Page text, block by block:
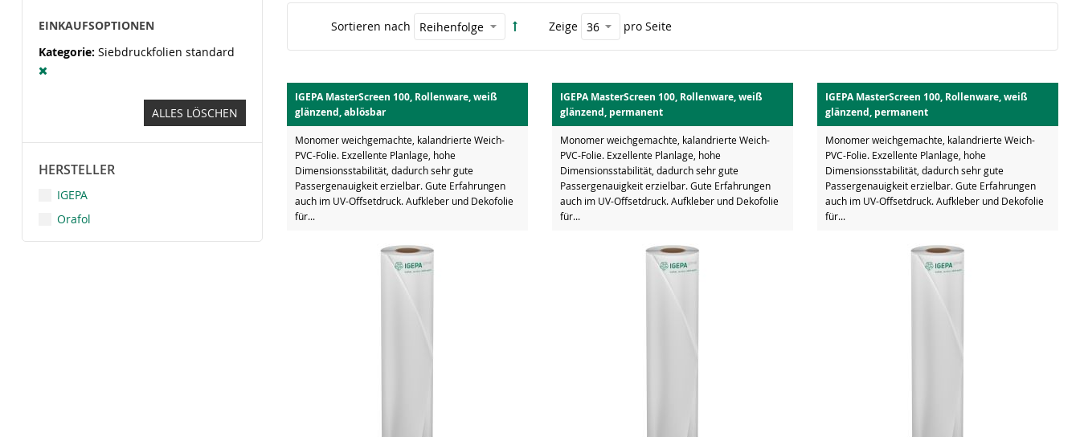
Sortieren nach Zeige pro Seite
IGEPA MasterScreen 100, Rollenware, weiß
glänzend, ablösbar
Monomer weichgemachte, kalandrierte Weich-
PVC-Folie. Exzellente Planlage, hohe
Dimensionsstabilität, dadurch sehr gute
Passergenauigkeit erzielbar. Gute Erfahrungen
auch im UV-Offsetdruck. Aufkleber und Dekofolie
für...
IGEPA MasterScreen 100, Rollenware, weiß
glänzend, permanent
Monomer weichgemachte, kalandrierte Weich-
PVC-Folie. Exzellente Planlage, hohe
Dimensionsstabilität, dadurch sehr gute
Passergenauigkeit erzielbar. Gute Erfahrungen
auch im UV-Offsetdruck. Aufkleber und Dekofolie
für...
IGEPA MasterScreen 100, Rollenware, weiß
glänzend, permanent
Monomer weichgemachte, kalandrierte Weich-
PVC-Folie. Exzellente Planlage, hohe
Dimensionsstabilität, dadurch sehr gute
Passergenauigkeit erzielbar. Gute Erfahrungen
auch im UV-Offsetdruck. Aufkleber und Dekofolie
für...
EINKAUFSOPTIONEN
Kategorie Siebdruckfolien standard
ALLES LÖSCHEN
HERSTELLER
IGEPA
Orafol